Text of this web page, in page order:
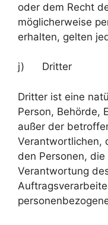
oder dem Recht
möglicherweise
erhalten, gelten
j) Dritter
Dritter ist eine
Person, Behörde,
außer der
Verantwortlichen,
den Personen,
Verantwortung